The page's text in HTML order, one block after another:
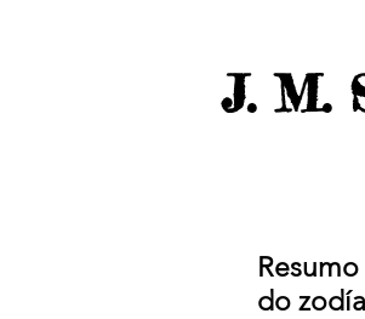
J. M.
do